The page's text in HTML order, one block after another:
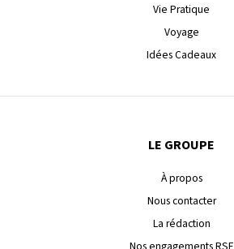
Vie Pratique
Voyage
Idées Cadeaux
LE GROUPE
À propos
Nous contacter
La rédaction